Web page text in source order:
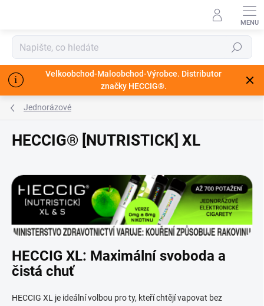
Velkoobchod-Maloobchod-Výrobce. Distributor
značky HECCIG®.
Hledat
Jednorázové
HECCIG® [NUTRISTICK] XL
HECCIG XL: Maximální svoboda a
čistá chuť
HECCIG XL je ideální volbou pro ty, kteří chtějí vapovat bez